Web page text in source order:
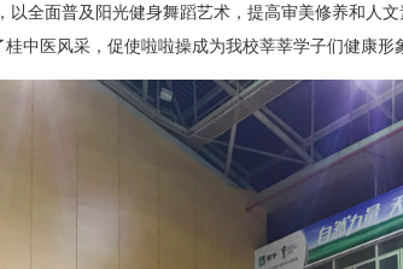
以全面普及阳光健身舞蹈艺术，提高审美修养和人
中医风采，促使啦啦操成为我校莘莘学子们健康形